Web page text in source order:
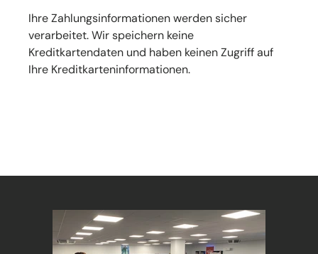
Ihre Zahlungsinformationen werden sicher
verarbeitet. Wir speichern keine
Kreditkartendaten und haben keinen Zugriff auf
Ihre Kreditkarteninformationen.